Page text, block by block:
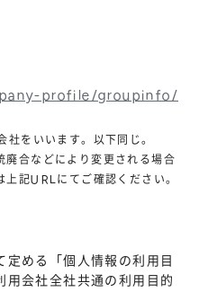
profile/groupinfo/
をいいます。以下同じ。
合などにより変更される場合
記URLにてご確認ください。
定める「個人情報の利用目
用会社全社共通の利用目的